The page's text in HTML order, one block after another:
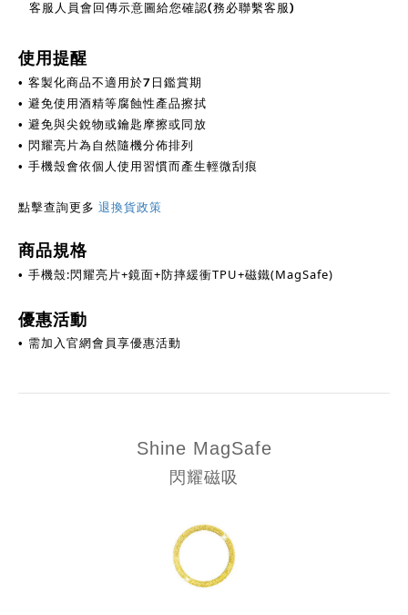
客服人員會回傳示意圖給您確認(務必聯繫客服)
使用提醒
• 客製化商品不適用於7日鑑賞期
• 避免使用酒精等腐蝕性產品擦拭
• 避免與尖銳物或鑰匙摩擦或同放
• 閃耀亮片為自然隨機分佈排列
• 手機殼會依個人使用習慣而產生輕微刮痕
點擊查詢更多 退換貨政策
商品規格
• 手機殼:閃耀亮片+鏡面+防摔緩衝TPU+磁鐵(MagSafe)
優惠活動
• 需加入官網會員享優惠活動
Shine MagSafe
閃耀磁吸